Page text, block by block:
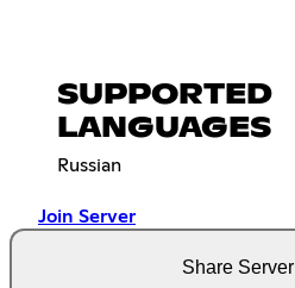
SUPPORTED
LANGUAGES
Russian
Join Server
Share Server